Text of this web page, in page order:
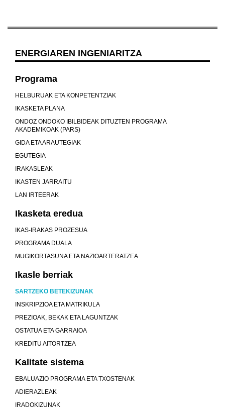
ENERGIAREN INGENIARITZA
Programa
HELBURUAK ETA KONPETENTZIAK
IKASKETA PLANA
ONDOZ ONDOKO IBILBIDEAK DITUZTEN PROGRAMA
AKADEMIKOAK (PARS)
GIDA ETA ARAUTEGIAK
EGUTEGIA
IRAKASLEAK
IKASTEN JARRAITU
LAN IRTEERAK
Ikasketa eredua
IKAS-IRAKAS PROZESUA
PROGRAMA DUALA
MUGIKORTASUNA ETA NAZIOARTERATZEA
Ikasle berriak
SARTZEKO BETEKIZUNAK
INSKRIPZIOA ETA MATRIKULA
PREZIOAK, BEKAK ETA LAGUNTZAK
OSTATUA ETA GARRAIOA
KREDITU AITORTZEA
Kalitate sistema
EBALUAZIO PROGRAMA ETA TXOSTENAK
ADIERAZLEAK
IRADOKIZUNAK